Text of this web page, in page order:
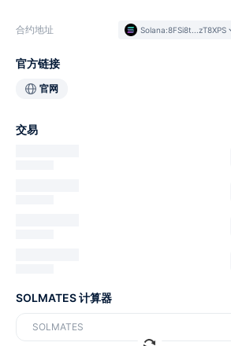
合约地址 Solana:8FSi8t...zT8XPS
官方链接
官网
交易
SOLMATES 计算器
SOLMATES